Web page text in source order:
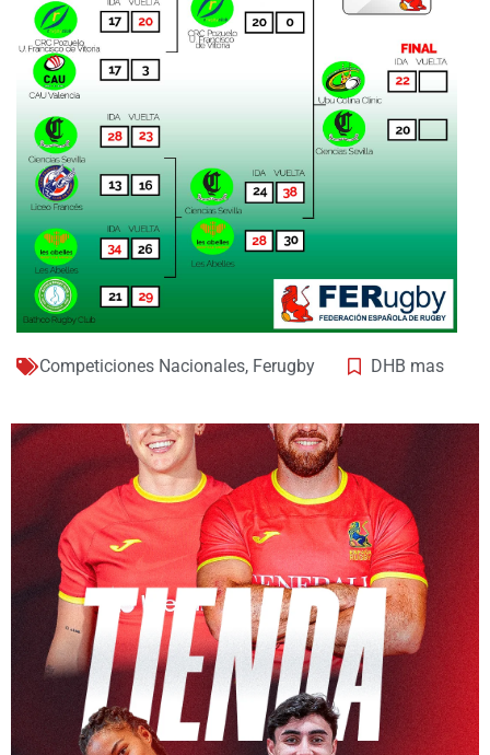
Competiciones Nacionales, Ferugby DHB mas